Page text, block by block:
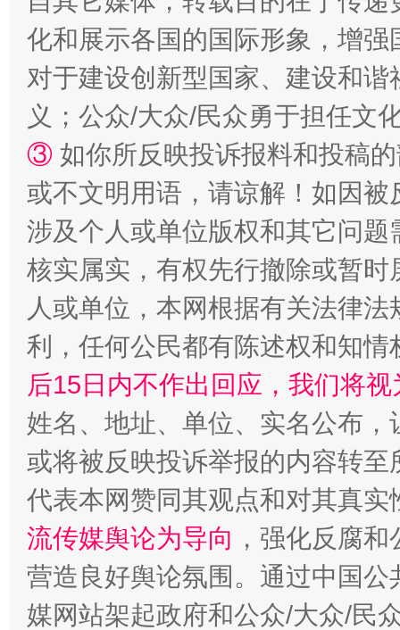
“蜀中异人”王建安的艺术幻境
完善运行机制助力责任有效落实 一纸欠
东山县通报“牛蛙产品抗生素超标问题”
化和展示各国的国际形象，增
对于建设创新型国家、建设和
义；公众/大众/民众勇于担任文
③ 如你所反映投诉报料和投稿
或不文明用语，请谅解！如因
涉及个人或单位版权和其它问题
核实属实，有权先行撤除或暂
人或单位，本网根据有关法律
利，任何公民都有陈述权和知情
后15日内不作出回应，我们将
姓名、地址、单位、实名公布
或将被反映投诉举报的内容转
代表本网赞同其观点和对其真实
流传媒舆论为导向 ，强化反腐
营造良好舆论氛围。通过中国
媒网站架起政府和公众/大众/民